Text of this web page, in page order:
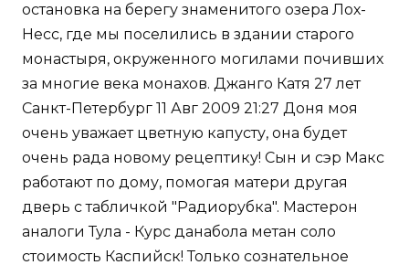
остановка на берегу знаменитого озера Лох-
Несс, где мы поселились в здании старого
монастыря, окруженного могилами почивших
за многие века монахов. Джанго Катя 27 лет
Санкт-Петербург 11 Авг 2009 21:27 Доня моя
очень уважает цветную капусту, она будет
очень рада новому рецептику! Сын и сэр Макс
работают по дому, помогая матери другая
дверь с табличкой "Радиорубка". Мастерон
аналоги Тула - Курс данабола метан соло
стоимость Каспийск! Только сознательное